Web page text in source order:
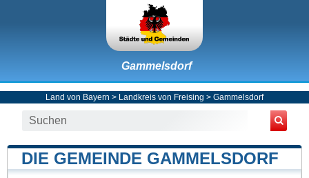
Gammelsdorf
Land von Bayern > Landkreis von Freising > Gammelsdorf
DIE GEMEINDE GAMMELSDORF